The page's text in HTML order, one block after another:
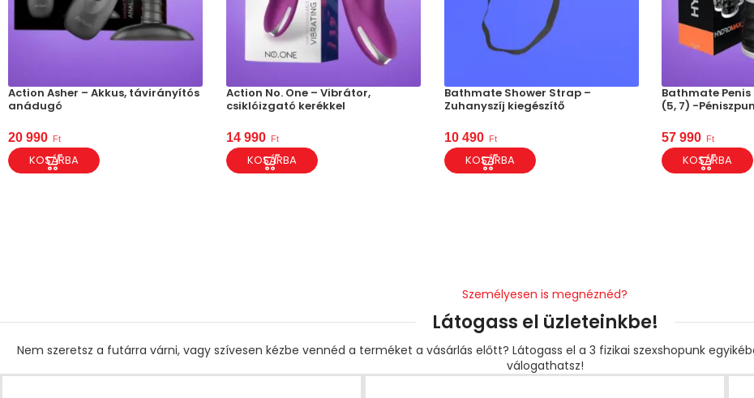
Action Asher – Akkus, távirányítós
anádugó
20 990 Ft
KOSÁRBA
Action No. One – Vibrátor,
csiklóizgató kerékkel
14 990 Ft
KOSÁRBA
Bathmate Shower Strap –
Zuhanyszíj kiegészítő
10 490 Ft
KOSÁRBA
Bathmate
(5, 7) -
57 990 Ft
KOSÁRBA
Személyesen is megnéznéd?
Látogass el üzleteinkbe!
Nem szeretsz a futárra várni, vagy szívesen kézbe vennéd a terméket a vásárlás előtt? Látogass el a 3 fizikai szexshopunk
válogathatsz!